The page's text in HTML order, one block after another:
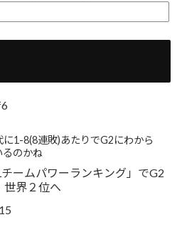
1-8(8連敗)あたりでG2にわから
るのかね
ームパワーランキング」でG2
世界２位へ